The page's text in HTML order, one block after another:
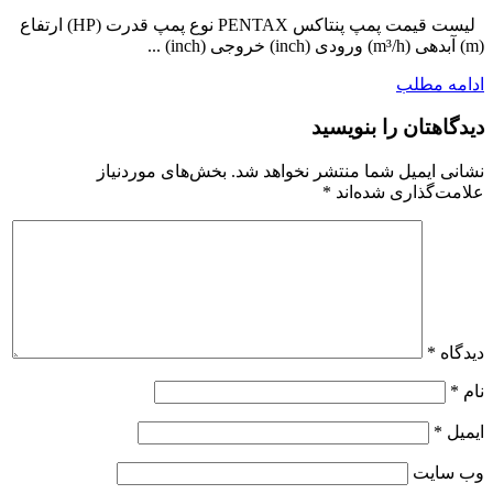
لیست قیمت پمپ پنتاکس PENTAX نوع پمپ قدرت (HP) ارتفاع
(m) آبدهی (m³/h) ورودی (inch) خروجی (inch) ...
ادامه مطلب
دیدگاهتان را بنویسید
نشانی ایمیل شما منتشر نخواهد شد. بخش‌های موردنیاز
علامت‌گذاری شده‌اند *
دیدگاه *
نام *
ایمیل *
وب‌ سایت